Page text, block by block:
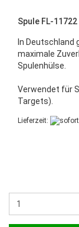
Spule FL-11722
In Deutschland
maximale
Spulenhülse.
Verwendet für
Targets).
Lieferzeit: